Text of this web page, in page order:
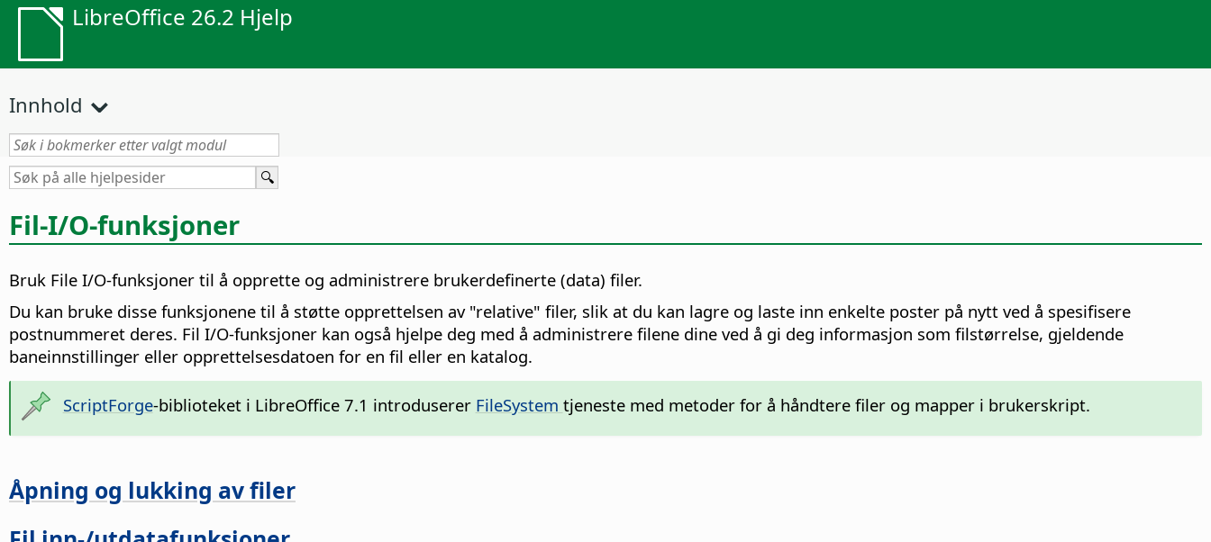
LibreOffice 26.2 Hjelp
Innhold
Fil-I/O-funksjoner
Bruk File I/O-funksjoner til å opprette og administrere brukerdefinerte (data) filer.
Du kan bruke disse funksjonene til å støtte opprettelsen av "relative" filer, slik at du kan lagre og laste inn enkelte poster på nytt ved å spesifisere
postnummeret deres. Fil I/O-funksjoner kan også hjelpe deg med å administrere filene dine ved å gi deg informasjon som filstørrelse, gjeldende
baneinnstillinger eller opprettelsesdatoen for en fil eller en katalog.
ScriptForge-biblioteket i LibreOffice 7.1 introduserer FileSystem tjeneste med metoder for å håndtere filer og mapper i brukerskript.
Åpning og lukking av filer